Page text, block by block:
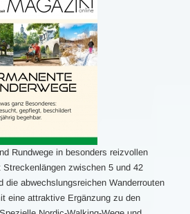
Rundwege in besonders reizvollen
zwischen 5 und 42
die abwechslungsreichen Wanderrouten
eine attraktive Ergänzung zu den